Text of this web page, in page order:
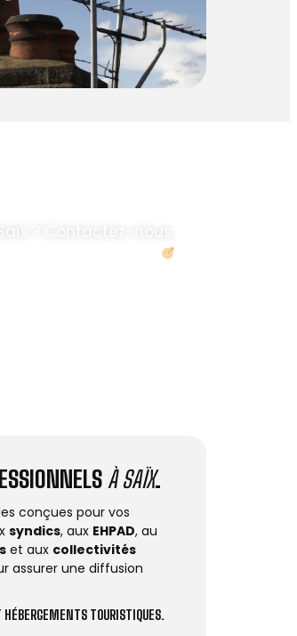
? Contactez-nous.
À SAÏX.
conçues pour vos
syndics, aux EHPAD, au
et aux collectivités
assurer une diffusion
TOURISTIQUES.